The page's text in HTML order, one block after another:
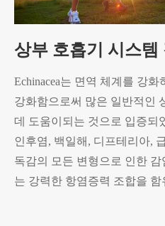
상부 호흡기 시스템
Echinacea는 면역 체계를 강
강화함으로써 많은 일반적인
데 도움이되는 것으로 입증되
인후염, 백일해, 디프테리아,
독감의 모든 변형으로 인한
는 강력한 항염증력 조합을